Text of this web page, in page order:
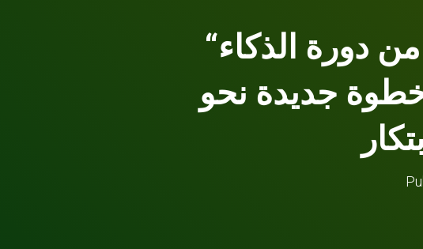
“جامعة كسلا تختتم النسخة الثانية من دورة الذكاء
جديدة نحو